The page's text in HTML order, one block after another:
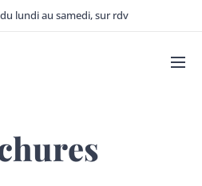
lundi au samedi, sur rdv